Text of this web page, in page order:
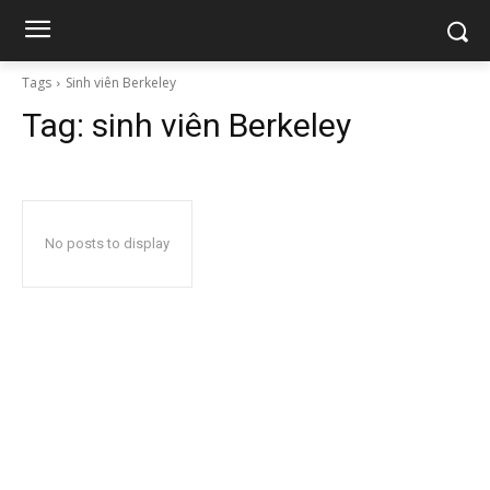
Tags Sinh viên Berkeley
Tag: sinh viên Berkeley
No posts to display